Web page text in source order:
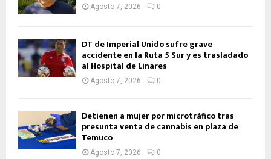
Agosto 7, 2026 0
DT de Imperial Unido sufre grave
accidente en la Ruta 5 Sur y es trasladado
al Hospital de Linares
Agosto 7, 2026 0
Detienen a mujer por microtráfico tras
presunta venta de cannabis en plaza de
Temuco
Agosto 7, 2026 0